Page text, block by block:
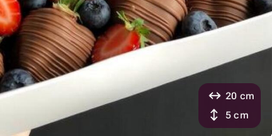
20 cm
5 cm